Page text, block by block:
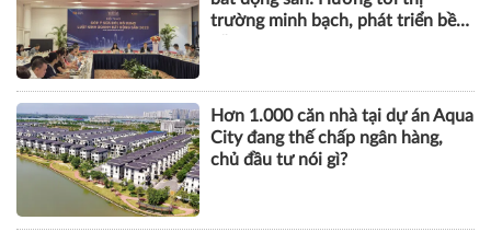
chủ đầu tư nói gì?
DOANH NGHIỆP
Tôm Việt đối mặt nguy cơ chịu